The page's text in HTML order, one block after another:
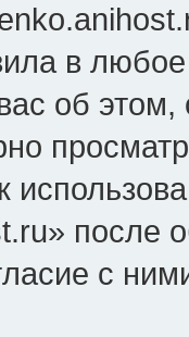
в
об
после
с